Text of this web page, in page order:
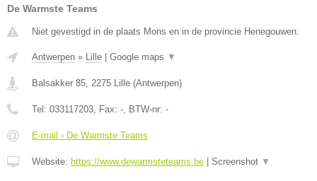
De Warmste Teams
Niet gevestigd in de plaats Mons en in de provincie Henegouwen.
Antwerpen » Lille Google maps ▼
Balsakker 85, 2275 Lille (Antwerpen)
Tel: 033117203, Fax: -, BTW-nr: -
E-mail › De Warmste Teams
Website: https://www.dewarmsteteams.be Screenshot ▼